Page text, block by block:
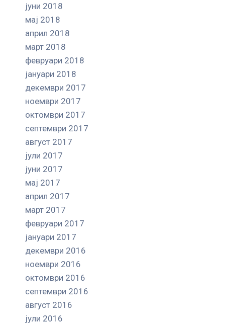
јуни 2018
мај 2018
април 2018
март 2018
февруари 2018
јануари 2018
декември 2017
ноември 2017
октомври 2017
септември 2017
август 2017
јули 2017
јуни 2017
мај 2017
април 2017
март 2017
февруари 2017
јануари 2017
декември 2016
ноември 2016
октомври 2016
септември 2016
август 2016
јули 2016